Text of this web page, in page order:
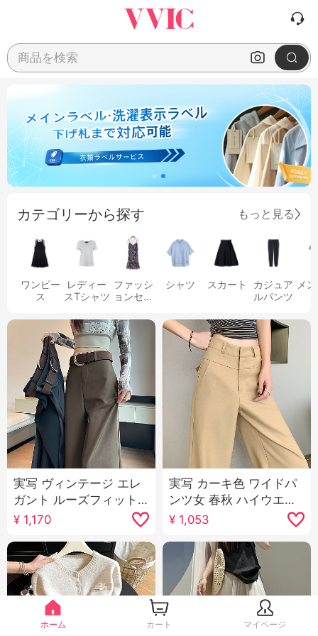
商品を検索
カテゴリーから探す もっと見る
ワンピー
ス
レディー
スTシャツ
ファッシ
ョンセッ
シャツ スカート
カジュア
ルパンツ
メ
実写 ヴィンテージ エレ
ガント ルーズフィット
カジュアル スラックス
女性 2025 春 新品 ハイ
ウエスト スリム効果 垂
感 フロアレングス ズボ
ン 長ズボン
¥ 1,170
実写 カーキ色 ワイドパ
ンツ女 春秋 ハイウエス
ト 垂 感 狭い 版 スリム
効果 スーツパンツ カジ
ュアル ストレートパン
¥ 1,053
ホーム カート マイページ